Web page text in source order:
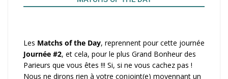
Les Matchs of the Day, reprennent pour cette journée
Journée #2, et cela, pour le plus Grand Bonheur des
Parieurs que vous êtes !!! Si, si ne vous cachez pas !
Nous ne dirons rien à votre conjoint(e) moyennant un